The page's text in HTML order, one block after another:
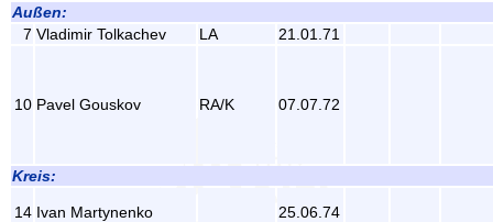
Außen:
7 Vladimir Tolkachev LA 21.01.71
10 Pavel Gouskov RA/K 07.07.72
Kreis:
14 Ivan Martynenko 25.06.74